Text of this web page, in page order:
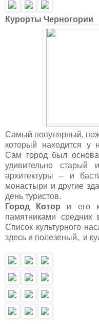
Курорты Черногории
Самый популярный,
который находится у
Сам город был
удивительно старый
архитектуры – и
монастыри и другие
день туристов.
Город Котор и его
памятниками
Список культурного
здесь и полезеный, и